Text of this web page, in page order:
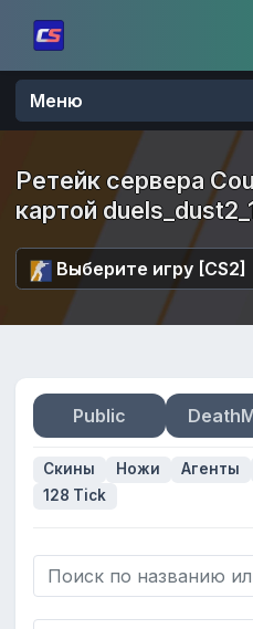
Меню
Ретейк сервера
картой
Выберите игру [CS2]
Public
Скины Ножи Агенты
128 Tick